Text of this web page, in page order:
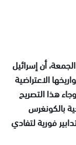
أن إسرائيل
الاعتراضية
هذا التصريح
بالكونغرس
فورية لتفادي